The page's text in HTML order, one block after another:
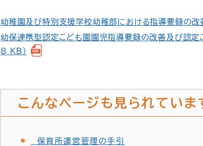
幼稚園及び特別支援学校幼稚部における指導要録の改
幼保連携型認定こども園園児指導要録の改善及び認
8 KB）
こんなページも見られていま
保育所運営管理の手引